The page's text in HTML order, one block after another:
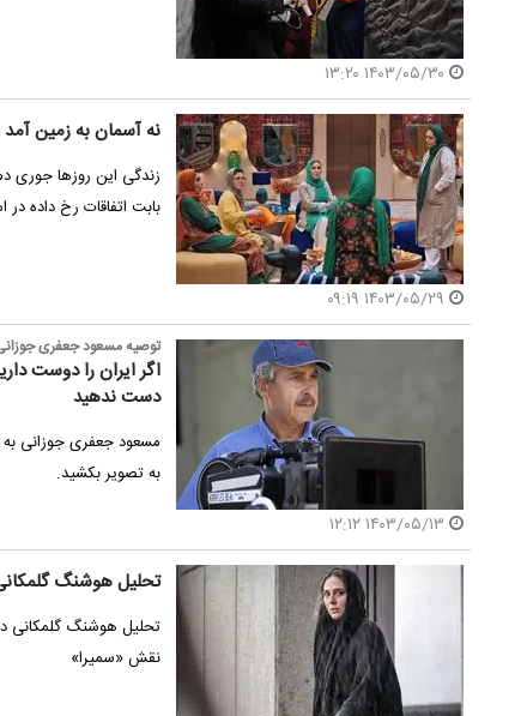
نه آسمان به زمین
زندگی این روزها جوری
بابت اتفاقات رخ داده
توصیه مسعود جعفری جوزانی
اگر ایران را دوست
دست ندهید
مسعود جعفری جوزانی به
به تصویر بکشید.
تحلیل هوشنگ
تحلیل هوشنگ گلمکانی
نقش «سمیرا»